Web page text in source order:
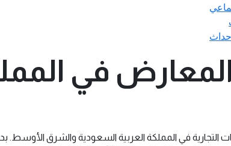
في
التجارية في المملكة العربية السعودية والشرق الأوسط.